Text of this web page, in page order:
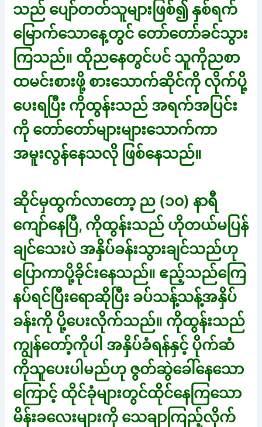
သည် ပျော်တတ်သူများဖြစ်၍ နှစ်ရက်
မြောက်သောနေ့တွင် တော်တော်ခင်သွား
ကြသည်။ ထိုညနေတွင်ပင် သူကိုညစာ
ထမင်းစားဖို့ စားသောက်ဆိုင်ကို လိုက်ပို့
ပေးရပြီး ကိုထွန်းသည် အရက်အပြင်း
ကို တော်တော်များများသောက်ကာ
အမူးလွန်နေသလို ဖြစ်နေသည်။
ဆိုင်မှထွက်လာတော့ ည (၁၀) နာရီ
ကျော်နေပြီ, ကိုထွန်းသည် ဟိုတယ်မပြန်
ချင်သေးပဲ အနှိပ်ခန်းသွားချင်သည်ဟု
ပြောကာပို့ခိုင်းနေသည်။ ဧည့်သည်ကြေ
နပ်ရင်ပြီးရောဆိုပြီး ခပ်သန့်သန့်အနှိပ်
ခန်းကို ပို့ပေးလိုက်သည်။ ကိုထွန်းသည်
ကျွန်တော့်ကိုပါ အနှိပ်ခံရန်နှင့် ပိုက်ဆံ
ကိုသူပေးပါမည်ဟု ဇွတ်ဆွဲခေါ်နေသော
ကြောင့် ထိုင်ခုံများတွင်ထိုင်နေကြသော
မိန်းခလေးများကို သေချာကြည့်လိုက်